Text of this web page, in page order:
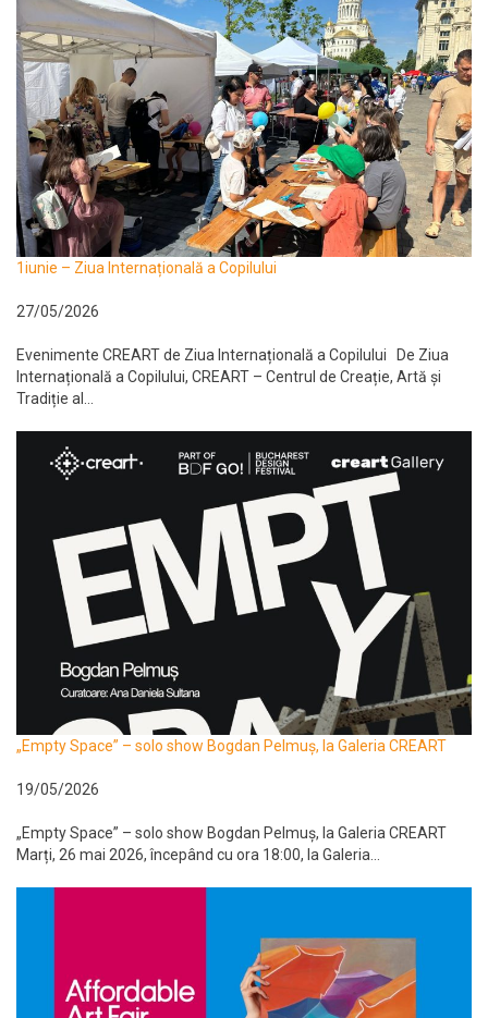
1iunie – Ziua Internațională a Copilului
27/05/2026
Evenimente CREART de Ziua Internațională a Copilului De Ziua
Internațională a Copilului, CREART – Centrul de Creație, Artă și
Tradiție al...
„Empty Space” – solo show Bogdan Pelmuș, la Galeria CREART
19/05/2026
„Empty Space” – solo show Bogdan Pelmuș, la Galeria CREART
Marți, 26 mai 2026, începând cu ora 18:00, la Galeria...